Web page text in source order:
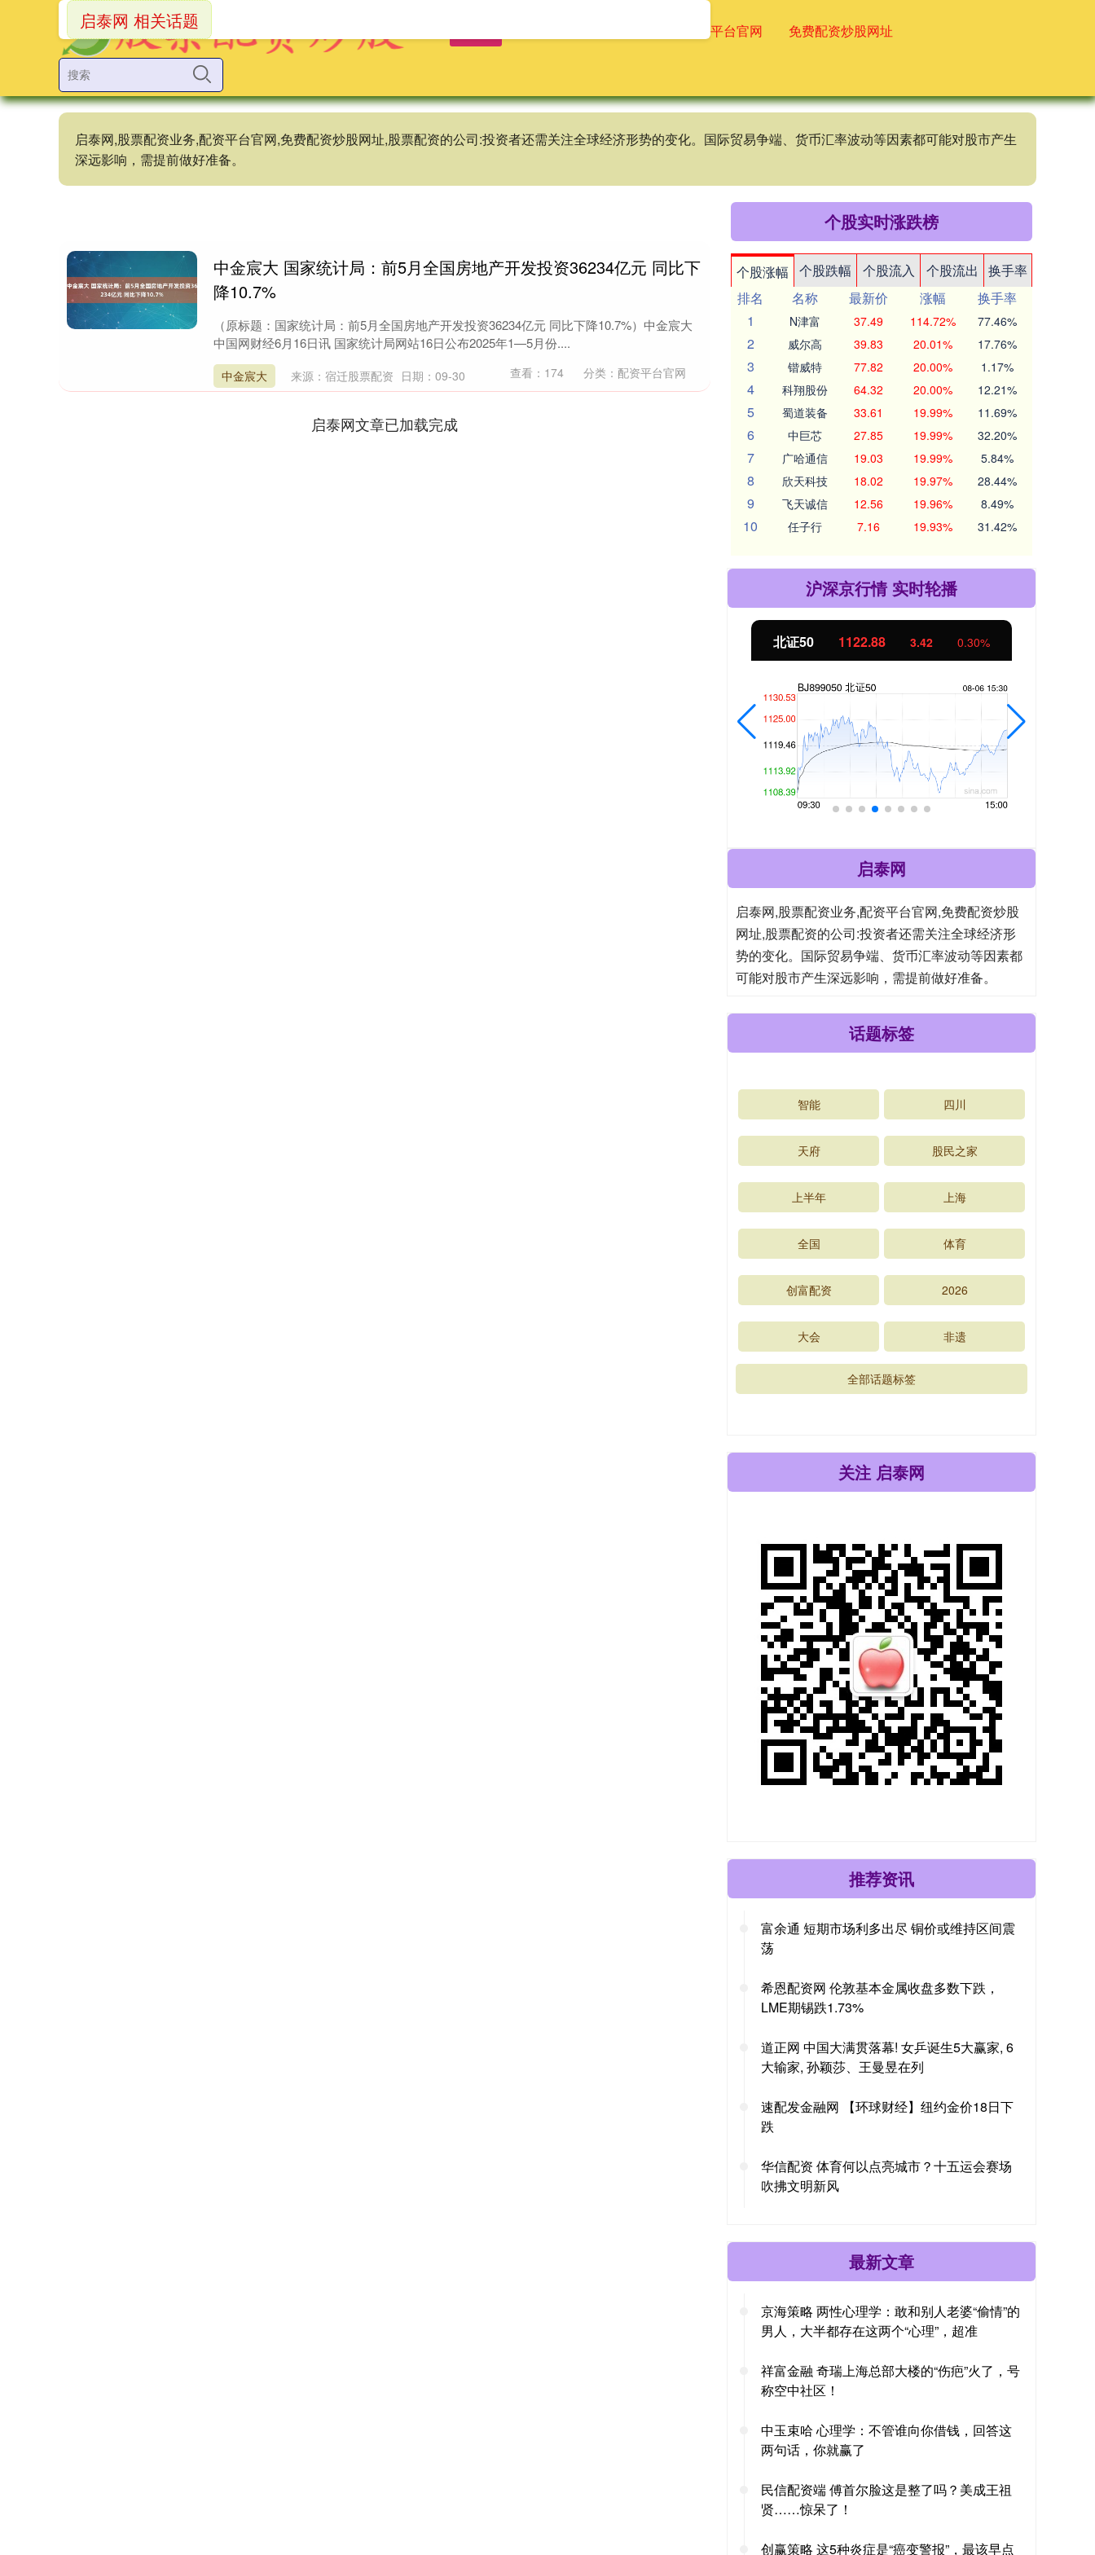
配资平台官网 免费配资炒股网址
启泰网,股票配资业务,配资平台官网,免费配资炒股网址,股票配资的公司:投资者还需关注全球经济形势的变化。国际贸易争端、货币汇率波动等因素都可能对股市产生
深远影响，需提前做好准备。
启泰网 相关话题
中金宸大 国家统计局：前5月全国房地产开发投资36234亿元 同比下
降10.7%
（原标题：国家统计局：前5月全国房地产开发投资36234亿元 同比下降10.7%）中金宸大
中国网财经6月16日讯 国家统计局网站16日公布2025年1—5月份....
中金宸大 来源：宿迁股票配资 日期：09-30 查看： 174 分类： 配资平台官网
启泰网文章已加载完成
个股实时涨跌榜
个股涨幅 个股跌幅 个股流入 个股流出
换手率
排名
名称 最新价 涨幅
换手率
1
N津富 37.49 114.72% 77.46%
2 威尔高 39.83 20.01% 17.76%
3 锴威特 77.82 20.00% 1.17%
4 科翔股份 64.32 20.00% 12.21%
5 蜀道装备 33.61 19.99% 11.69%
6 中巨芯 27.85 19.99% 32.20%
7 广哈通信 19.03 19.99% 5.84%
8 欣天科技 18.02 19.97% 28.44%
9 飞天诚信 12.56 19.96% 8.49%
10 任子行 7.16 19.93% 31.42%
沪深京行情 实时轮播
北证50 1122.88 3.42 0.30%
启泰网
启泰网,股票配资业务,配资平台官网,免费配资炒股
网址,股票配资的公司:投资者还需关注全球经济形
势的变化。国际贸易争端、货币汇率波动等因素都
可能对股市产生深远影响，需提前做好准备。
话题标签
智能 四川
天府 股民之家
上半年 上海
全国 体育
创富配资 2026
大会 非遗
全部话题标签
关注 启泰网
推荐资讯
富余通 短期市场利多出尽 铜价或维持区间震
荡
希恩配资网 伦敦基本金属收盘多数下跌，
LME期锡跌1.73%
道正网 中国大满贯落幕! 女乒诞生5大赢家, 6
大输家, 孙颖莎、王曼昱在列
速配发金融网 【环球财经】纽约金价18日下
跌
华信配资 体育何以点亮城市？十五运会赛场
吹拂文明新风
最新文章
京海策略 两性心理学：敢和别人老婆“偷情”的
男人，大半都存在这两个“心理”，超准
祥富金融 奇瑞上海总部大楼的“伤疤”火了，号
称空中社区！
中玉束哈 心理学：不管谁向你借钱，回答这
两句话，你就赢了
民信配资端 傅首尔脸这是整了吗？美成王祖
贤……惊呆了！
创赢策略 这5种炎症是“癌变警报”，最该早点